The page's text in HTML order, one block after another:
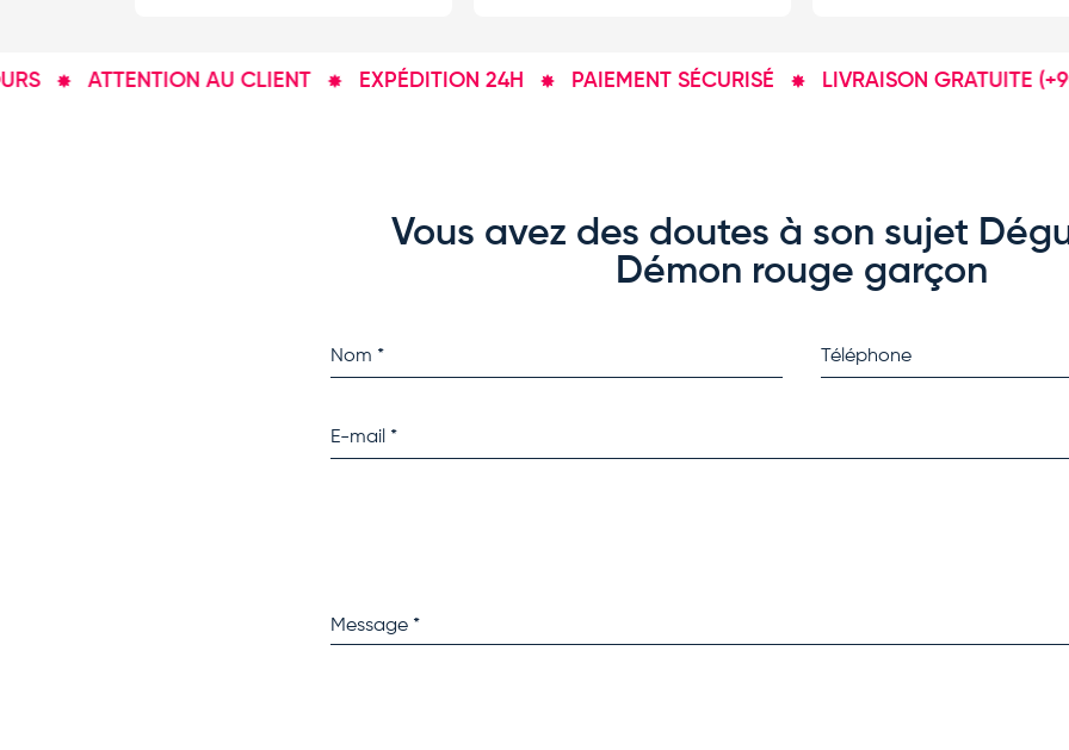
ATTENTION AU CLIENT EXPÉDITION 24H PAIEMENT SÉCURISÉ LIVRAISON GRATUITE (+90€)
Vous avez des doutes à son sujet
Démon rouge garçon